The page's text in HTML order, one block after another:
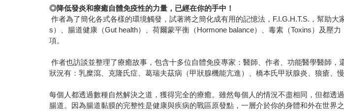
◎降低發炎和療癒自體免疫性的力量，已經在你的手中！
作者為了簡化各式各樣的環境觸發，試著將之簡化成有用的記憶法，F.I.G.H.T.S.，幫助
s）、腸道健康（Gut health）、荷爾蒙平衡（Hormone balance）、毒素（Toxins）及壓
項。
作者也訪談並整理了療癒故事，包含十多位自體免疫專家：醫師、作者、功能醫學醫師
狀況有：乳糜瀉、克隆氏症、葛瑞夫茲病（甲狀腺機能亢進）、橋本氏甲狀腺炎、狼瘡、
每個人都透過數種自然解決之道，獲得完全的療癒。雖然每個人的情況不盡相同，但都
腸道。因為腸道黏膜的完整性是健康與疾病的戰區原發點，一層介於你的身體和外在世界